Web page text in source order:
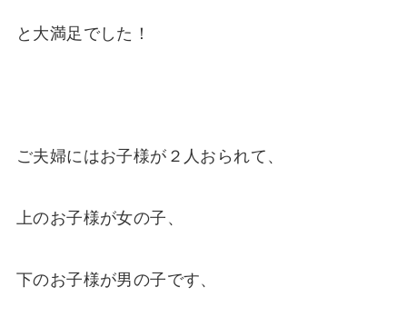
と大満足でした！
ご夫婦にはお子様が２人おられて、
上のお子様が女の子、
下のお子様が男の子です、